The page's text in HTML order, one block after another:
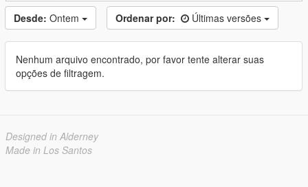
Desde: Ontem Ordenar por: Últimas versões
Nenhum arquivo encontrado, por favor tente alterar suas
opções de filtragem.
Designed in Alderney
Made in Los Santos